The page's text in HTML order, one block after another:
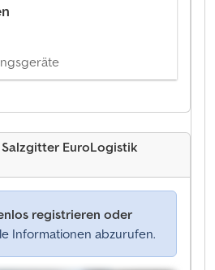
EuroLogistik
registrieren oder
Informationen abzurufen.